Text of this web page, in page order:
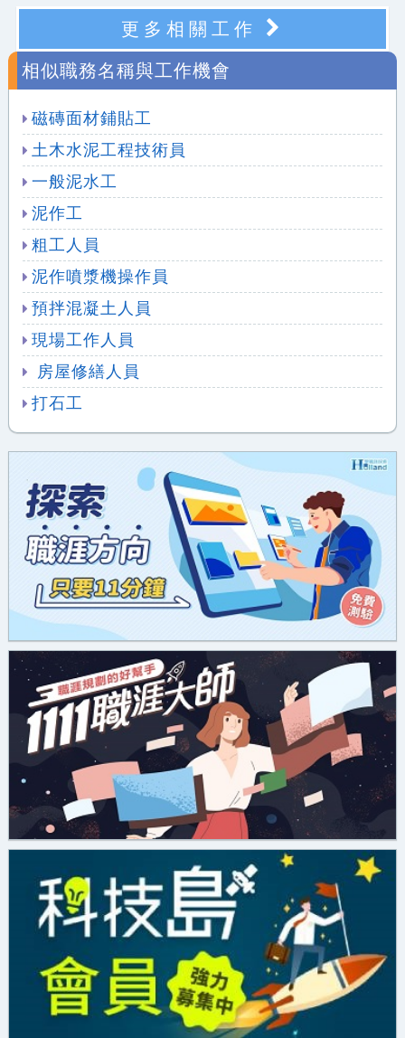
更多相關工作
相似職務名稱與工作機會
磁磚面材鋪貼工
土木水泥工程技術員
一般泥水工
泥作工
粗工人員
泥作噴漿機操作員
預拌混凝土人員
現場工作人員
房屋修繕人員
打石工